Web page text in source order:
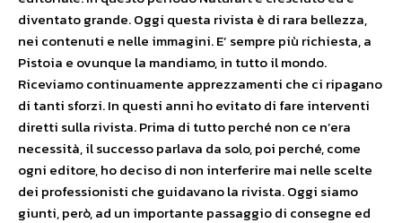
diventato grande. Oggi questa rivista è di rara bellezza,
nei contenuti e nelle immagini.E’ sempre più richiesta, a
Pistoia e ovunque la mandiamo, in tutto il mondo.
Riceviamo continuamente apprezzamenti che ci ripagano
di tanti sforzi. In questi anni ho evitato di fare interventi
diretti sulla rivista. Prima di tutto perché non ce n’era
necessità, il successo parlava da solo, poi perché, come
ogni editore, ho deciso di non interferire mai nelle scelte
dei professionisti che guidavano la rivista. Oggi siamo
giunti, però, ad un importante passaggio di consegne ed